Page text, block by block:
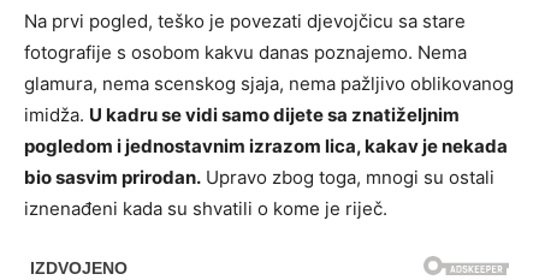
Na prvi pogled, teško je povezati djevojčicu sa stare
fotografije s osobom kakvu danas poznajemo. Nema
glamura, nema scenskog sjaja, nema pažljivo oblikovanog
imidža. U kadru se vidi samo dijete sa znatiželjnim
pogledom i jednostavnim izrazom lica, kakav je nekada
bio sasvim prirodan. Upravo zbog toga, mnogi su ostali
iznenađeni kada su shvatili o kome je riječ.